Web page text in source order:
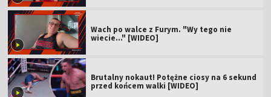
Wach po walce z Furym. "Wy tego nie
wiecie..." [WIDEO]
Brutalny nokaut! Potężne ciosy na 6 sekund
przed końcem walki [WIDEO]